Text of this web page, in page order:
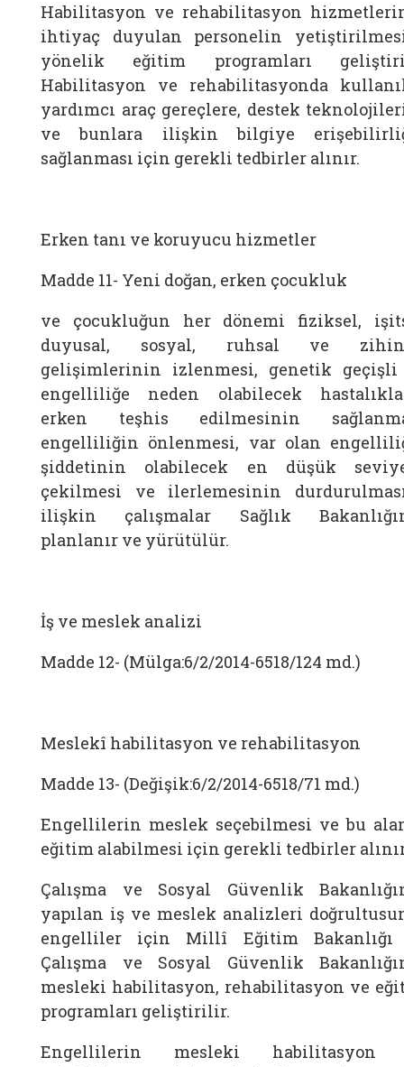
Habilitasyon ve rehabilitasyon
ihtiyaç duyulan personelin
yönelik eğitim programları
Habilitasyon ve rehabilitasyonda
yardımcı araç gereçlere, destek
ve bunlara ilişkin bilgiye
sağlanması için gerekli tedbirler alınır.
Erken tanı ve koruyucu hizmetler
Madde 11- Yeni doğan, erken çocukluk
ve çocukluğun her dönemi fiziksel,
duyusal, sosyal, ruhsal ve
gelişimlerinin izlenmesi, genetik
engelliliğe neden olabilecek
erken teşhis edilmesinin
engelliliğin önlenmesi, var olan
şiddetinin olabilecek en düşük
çekilmesi ve ilerlemesinin
ilişkin çalışmalar Sağlık
planlanır ve yürütülür.
İş ve meslek analizi
Madde 12- (Mülga:6/2/2014-6518/124 md.)
Meslekî habilitasyon ve rehabilitasyon
Madde 13- (Değişik:6/2/2014-6518/71 md.)
Engellilerin meslek seçebilmesi ve bu
eğitim alabilmesi için gerekli tedbirler
Çalışma ve Sosyal Güvenlik
yapılan iş ve meslek analizleri
engelliler için Millî Eğitim Bakanlığı
Çalışma ve Sosyal Güvenlik
mesleki habilitasyon, rehabilitasyon ve
programları geliştirilir.
Engellilerin mesleki habilitasyon